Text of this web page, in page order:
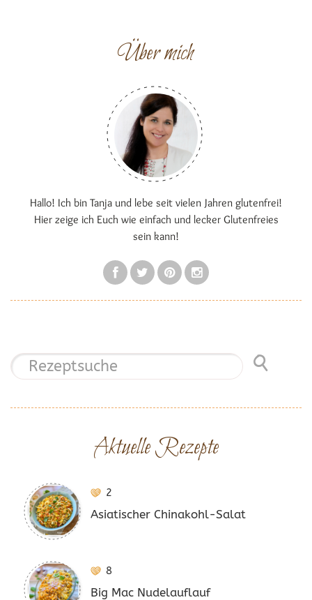
Über mich
Hallo! Ich bin Tanja und lebe seit vielen Jahren glutenfrei!
Hier zeige ich Euch wie einfach und lecker Glutenfreies
sein kann!
Aktuelle Rezepte
2
Asiatischer Chinakohl-Salat
8
Big Mac Nudelauflauf